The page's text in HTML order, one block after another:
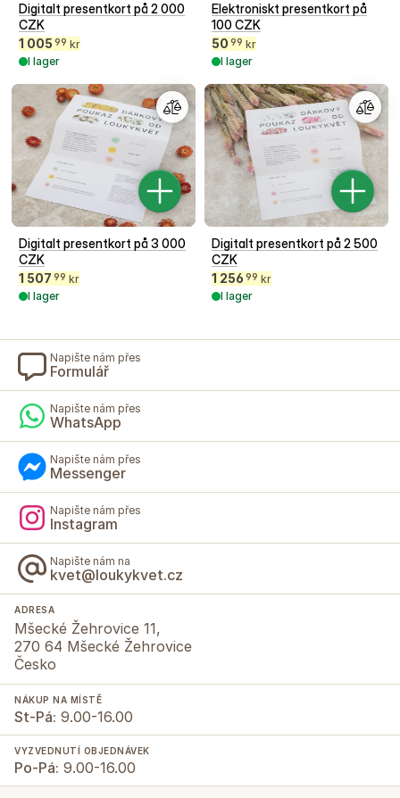
Digitalt presentkort på 2 000
CZK
1 005 99 kr
I lager
Elektroniskt presentkort på
100 CZK
50 99 kr
I lager
Digitalt presentkort på 3 000
CZK
1 507 99 kr
I lager
Digitalt presentkort på 2 500
CZK
1 256 99 kr
I lager
Napište nám přes
Formulář
Napište nám přes
WhatsApp
Napište nám přes
Messenger
Napište nám přes
Instagram
Napište nám na
kvet@loukykvet.cz
ADRESA
Mšecké Žehrovice 11,
270 64 Mšecké Žehrovice
Česko
NÁKUP NA MÍSTĚ
St-Pá: 9.00-16.00
VYZVEDNUTÍ OBJEDNÁVEK
Po-Pá: 9.00-16.00